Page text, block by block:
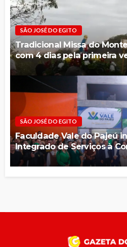
SÃO JOSÉ DO EGITO
Tradicional Missa do
com 4 dias pela primeira
SÃO JOSÉ DO EGITO
Faculdade Vale do Pajeú
Integrado de Serviços à